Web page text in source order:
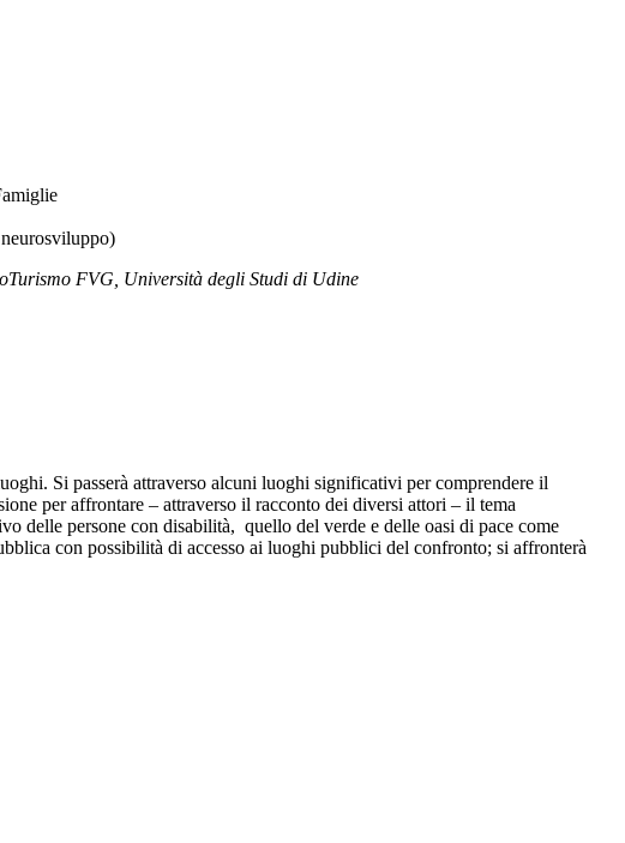
FVG, Università degli Studi di Udine
Si passerà attraverso alcuni luoghi significativi per comprendere il
per affrontare – attraverso il racconto dei diversi attori – il tema
delle persone con disabilità, quello del verde e delle oasi di pace come
con possibilità di accesso ai luoghi pubblici del confronto; si affronterà